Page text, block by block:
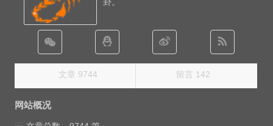
卦。
文章 9744 留言 142
网站概况